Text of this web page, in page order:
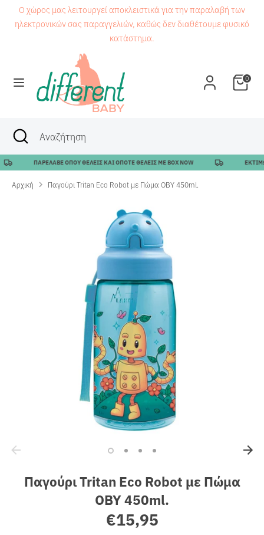
Μετάβαση
Ο χώρος μας λειτουργεί αποκλειστικά για την παραλαβή των
ηλεκτρονικών σας παραγγελιών, καθώς δεν διαθέτουμε φυσικό
κατάστημα.
0
Αναζήτηση
ΑναζήτησηΑναζήτηση
Κλείσιμο
αναζήτησης
ΠΑΡΕΛΑΒΕ ΟΠΟΥ ΘΕΛΕΙΣ ΚΑΙ ΟΠΟΤΕ ΘΕΛΕΙΣ ΜΕ BOX NOW
Αρχική Παγούρι Tritan Eco Robot με Πώμα OBY 450ml.
Παγούρι Tritan Eco Robot με Πώμα
OBY 450ml.
€15,95